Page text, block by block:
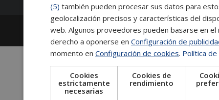
2026
Escuela de Posgrado de Salamanca
Información legal
Tablón de anuncios
(5) también pueden procesar sus datos para
geolocalización precisos y características del
web. Algunos proveedores pueden basarse en
derecho a oponerse en Configuración de
momento en Configuración de cookies. Política
Cookies
estrictamente
necesarias
Cookies de
rendimiento